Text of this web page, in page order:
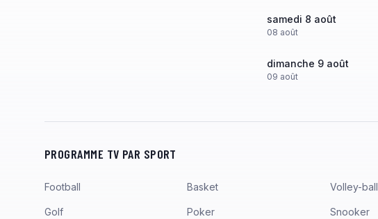
samedi 8 août
08 août
dimanche 9 août
09 août
PROGRAMME TV PAR SPORT
Football Basket Volley-ball
Golf Poker Snooker